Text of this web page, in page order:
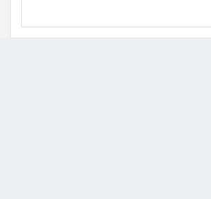
363x249x18 میلی‌متر